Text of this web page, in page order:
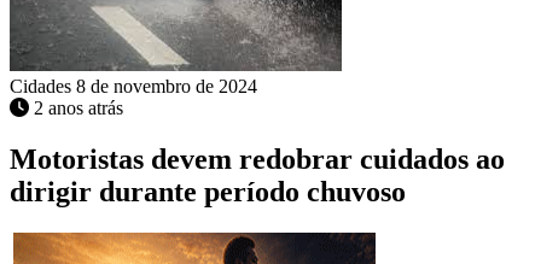
Cidades 8 de novembro de 2024
2 anos atrás
Motoristas devem redobrar cuidados ao
dirigir durante período chuvoso